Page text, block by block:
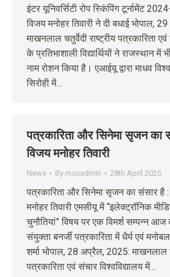
इंटर यूनिवर्सिटी रोप स्किंपिंग टूर्नामेंट
विजय मनोहर तिवारी ने दी बधाई भोपाल,
माखनलाल चतुर्वेदी राष्ट्रीय पत्रकारिता एवं
के प्रतिभाशाली विद्यार्थियों ने राजस्थान में
नाम रोशन किया है। एआईयू द्वारा माधव
सिरोही में…
पत्रकारिता और सिनेमा सृजन
विजय मनोहर तिवारी
News By mcuadmin 28th April 2025
पत्रकारिता और सिनेमा सृजन का संसार
मनोहर तिवारी एमसीयू में “इलेक्ट्रॉनिक
चुनौतियां” विषय पर एक विमर्श सम्पन्न
संयुक्ता बनर्जी पत्रकारिता में धैर्य एवं
शर्मा भोपाल, 28 अप्रैल, 2025: माखनलाल
पत्रकारिता एवं संचार विश्वविद्यालय में…